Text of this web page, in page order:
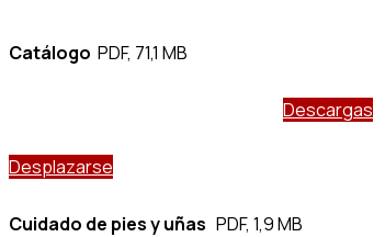
Catálogo PDF, 71,1 MB
Descargas
Desplazarse
Cuidado de pies y uñas PDF, 1,9 MB